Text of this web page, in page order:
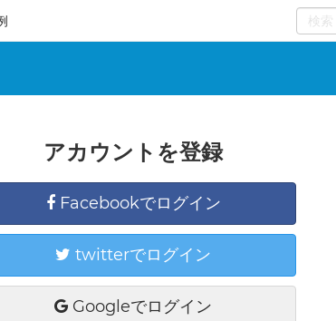
0
アカウントを登録
Facebookでログイン
twitterでログイン
Googleでログイン